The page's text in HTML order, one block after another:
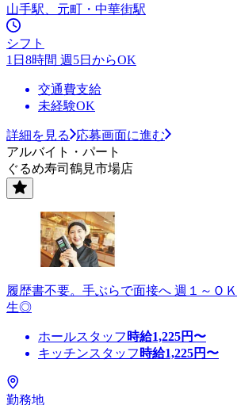
山手駅、元町・中華街駅
シフト
1日8時間 週5日からOK
交通費支給
未経験OK
詳細を見る
応募画面に進む
アルバイト・パート
ぐるめ寿司鶴見市場店
履歴書不要。手ぶらで面接へ 週１～Ｏ
生◎
ホールスタッフ 時給1,225円〜
キッチンスタッフ 時給1,225円〜
勤務地